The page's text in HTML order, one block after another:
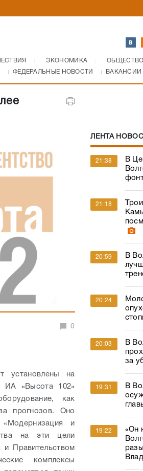
ЭКОНОМИКА ОБЩЕСТВО
ФЕДЕРАЛЬНЫЕ НОВОСТИ ВАКАНСИИ
0
установлены на
ИА «Высота 102»
как
прогнозов. Оно
и
на эти цели
Правительством
комплексы
ЛЕНТА
21:38
В
21:18
20:59
В
20:24
20:03
В
за
19:31
В
19:22
«Он